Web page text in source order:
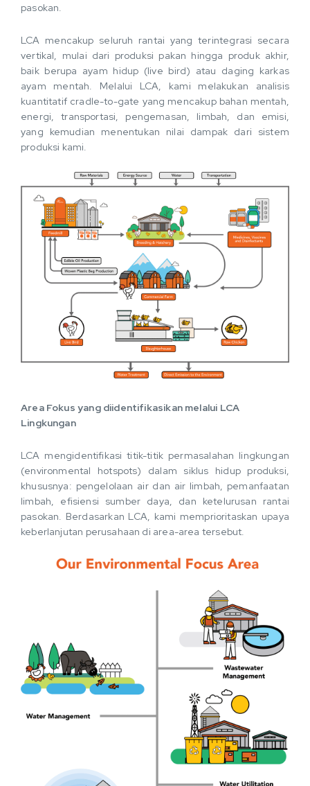
pasokan.
LCA mencakup seluruh rantai yang terintegrasi secara
vertikal, mulai dari produksi pakan hingga produk akhir,
baik berupa ayam hidup (live bird) atau daging karkas
ayam mentah. Melalui LCA, kami melakukan analisis
kuantitatif cradle-to-gate yang mencakup bahan mentah,
energi, transportasi, pengemasan, limbah, dan emisi,
yang kemudian menentukan nilai dampak dari sistem
produksi kami.
Area Fokus yang diidentifikasikan melalui LCA
Lingkungan
LCA mengidentifikasi titik-titik permasalahan lingkungan
(environmental hotspots) dalam siklus hidup produksi,
khususnya: pengelolaan air dan air limbah, pemanfaatan
limbah, efisiensi sumber daya, dan ketelurusan rantai
pasokan. Berdasarkan LCA, kami memprioritaskan upaya
keberlanjutan perusahaan di area-area tersebut.